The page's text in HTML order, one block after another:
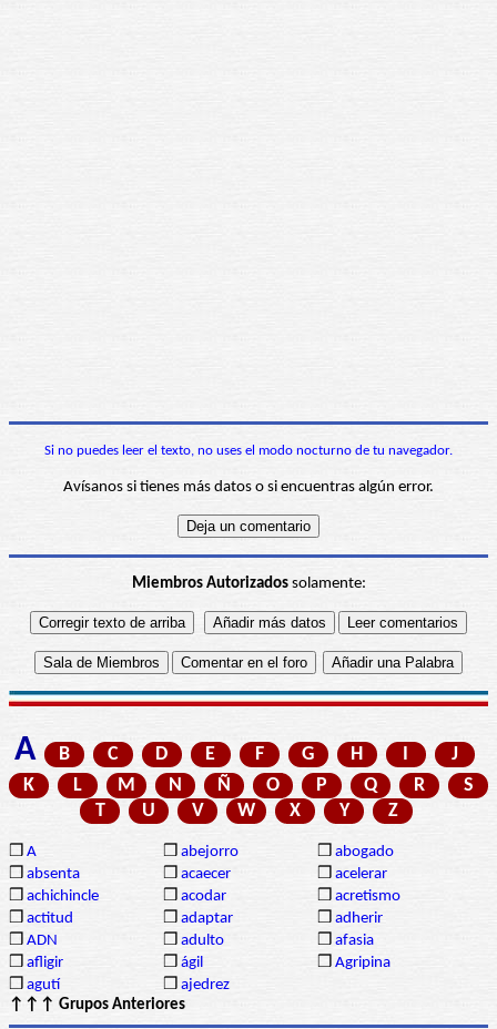
Si no puedes leer el texto, no uses el modo nocturno de tu navegador.
Avísanos si tienes más datos o si encuentras algún error.
Miembros Autorizadossolamente:
A B C D E F G H I
J
K
L M N Ñ O P Q R
S
T
U V W X Y Z
❒ A ❒ abejorro ❒ abogado
❒ absenta ❒ acaecer ❒ acelerar
❒ achichincle ❒ acodar ❒ acretismo
❒ actitud ❒ adaptar ❒ adherir
❒ ADN ❒ adulto ❒ afasia
❒ afligir ❒ ágil ❒ Agripina
❒ agutí ❒ ajedrez
↑↑↑ Grupos Anteriores